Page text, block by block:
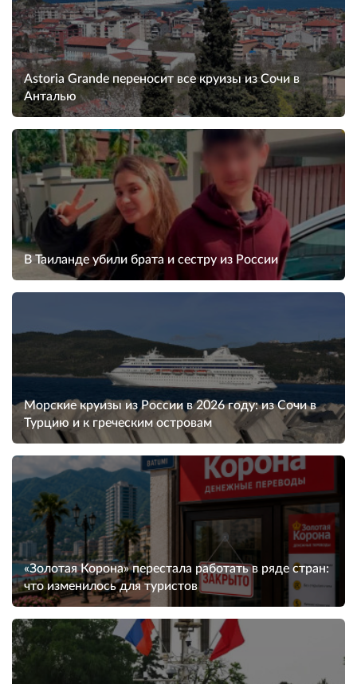
Astoria Grande переносит все круизы из Сочи в
Анталью
В Таиланде убили брата и сестру из России
Морские круизы из России в 2026 году: из Сочи в
Турцию и к греческим островам
«Золотая Корона» перестала работать в ряде стран:
что изменилось для туристов